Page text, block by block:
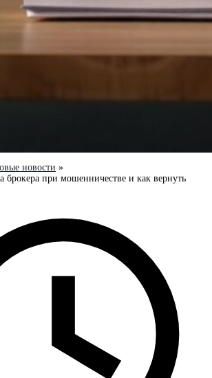
новости
брокера при мошенничестве и как вернуть